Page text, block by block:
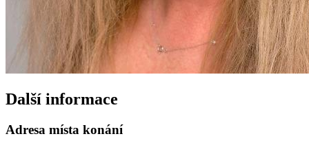
Další informace
Adresa místa konání